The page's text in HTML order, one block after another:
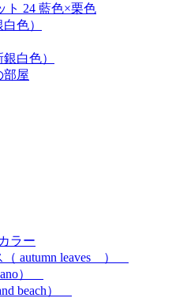
ト 24 藍色×栗色
色）
白色）
部屋
ラー
（ autumn leaves ）
）
beach）